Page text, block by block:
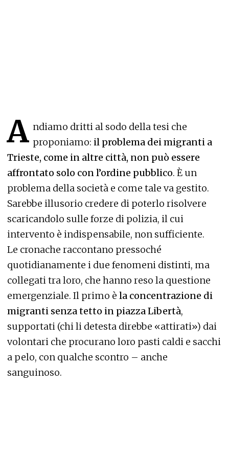
A ndiamo dritti al sodo della tesi che
proponiamo: il problema dei migranti a
Trieste, come in altre città, non può essere
affrontato solo con l’ordine pubblico. È un
problema della società e come tale va gestito.
Sarebbe illusorio credere di poterlo risolvere
scaricandolo sulle forze di polizia, il cui
intervento è indispensabile, non sufficiente.
Le cronache raccontano pressoché
quotidianamente i due fenomeni distinti, ma
collegati tra loro, che hanno reso la questione
emergenziale. Il primo è la concentrazione di
migranti senza tetto in piazza Libertà,
supportati (chi li detesta direbbe «attirati») dai
volontari che procurano loro pasti caldi e sacchi
a pelo, con qualche scontro – anche
sanguinoso.